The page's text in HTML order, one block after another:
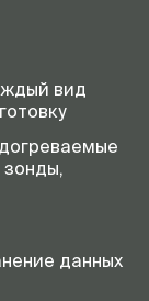
вид
зонды,
данных